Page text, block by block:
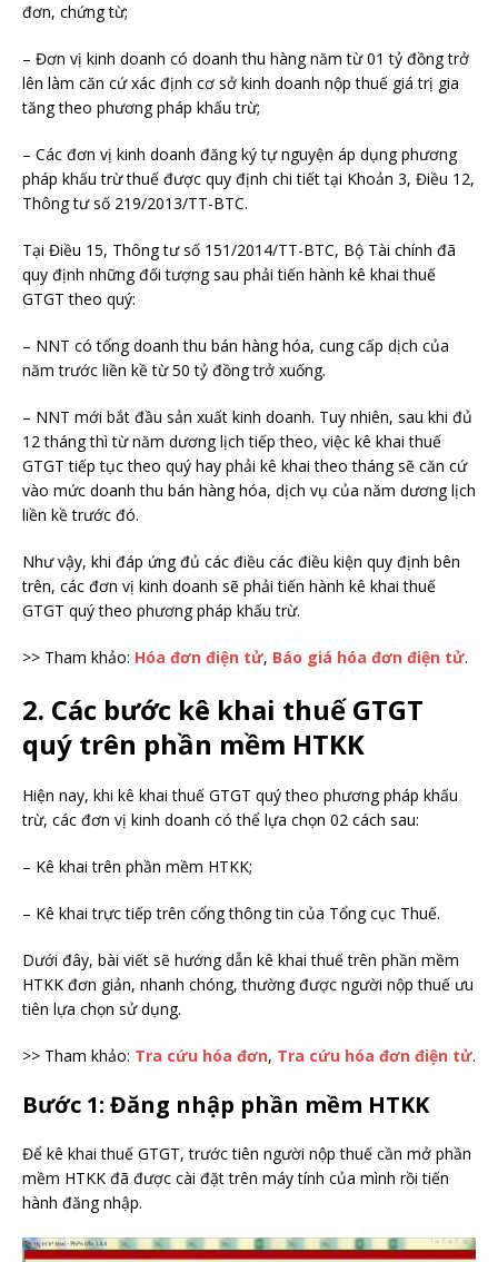
đơn, chứng từ;
– Đơn vị kinh doanh có doanh thu hàng năm từ 01 tỷ đồng trở
lên làm căn cứ xác định cơ sở kinh doanh nộp thuế giá trị gia
tăng theo phương pháp khấu trừ;
– Các đơn vị kinh doanh đăng ký tự nguyện áp dụng phương
pháp khấu trừ thuế được quy định chi tiết tại Khoản 3, Điều 12,
Thông tư số 219/2013/TT-BTC.
Tại Điều 15, Thông tư số 151/2014/TT-BTC, Bộ Tài chính đã
quy định những đối tượng sau phải tiến hành kê khai thuế
GTGT theo quý:
– NNT có tổng doanh thu bán hàng hóa, cung cấp dịch của
năm trước liền kề từ 50 tỷ đồng trở xuống.
– NNT mới bắt đầu sản xuất kinh doanh. Tuy nhiên, sau khi đủ
12 tháng thì từ năm dương lịch tiếp theo, việc kê khai thuế
GTGT tiếp tục theo quý hay phải kê khai theo tháng sẽ căn cứ
vào mức doanh thu bán hàng hóa, dịch vụ của năm dương lịch
liền kề trước đó.
Như vậy, khi đáp ứng đủ các điều các điều kiện quy định bên
trên, các đơn vị kinh doanh sẽ phải tiến hành kê khai thuế
GTGT quý theo phương pháp khấu trừ.
>> Tham khảo: Hóa đơn điện tử, Báo giá hóa đơn điện tử.
2. Các bước kê khai thuế GTGT
quý trên phần mềm HTKK
Hiện nay, khi kê khai thuế GTGT quý theo phương pháp khấu
trừ, các đơn vị kinh doanh có thể lựa chọn 02 cách sau:
– Kê khai trên phần mềm HTKK;
– Kê khai trực tiếp trên cổng thông tin của Tổng cục Thuế.
Dưới đây, bài viết sẽ hướng dẫn kê khai thuế trên phần mềm
HTKK đơn giản, nhanh chóng, thường được người nộp thuế ưu
tiên lựa chọn sử dụng.
>> Tham khảo: Tra cứu hóa đơn, Tra cứu hóa đơn điện tử.
Bước 1: Đăng nhập phần mềm HTKK
Để kê khai thuế GTGT, trước tiên người nộp thuế cần mở phần
mềm HTKK đã được cài đặt trên máy tính của mình rồi tiến
hành đăng nhập.